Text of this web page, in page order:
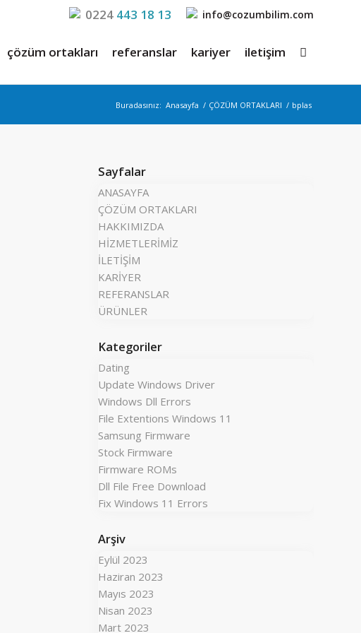
0224 443 18 13 info@cozumbilim.com
çözüm ortakları referanslar kariyer iletişim
Buradasınız: Anasayfa / ÇÖZÜM ORTAKLARI / bplas
Sayfalar
ANASAYFA
ÇÖZÜM ORTAKLARI
HAKKIMIZDA
HİZMETLERİMİZ
İLETİŞİM
KARİYER
REFERANSLAR
ÜRÜNLER
Kategoriler
Dating
Update Windows Driver
Windows Dll Errors
File Extentions Windows 11
Samsung Firmware
Stock Firmware
Firmware ROMs
Dll File Free Download
Fix Windows 11 Errors
Arşiv
Eylül 2023
Haziran 2023
Mayıs 2023
Nisan 2023
Mart 2023